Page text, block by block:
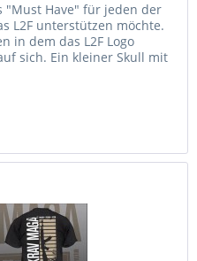
"Must Have" für jeden der
L2F unterstützen möchte.
in dem das L2F Logo
sich. Ein kleiner Skull mit